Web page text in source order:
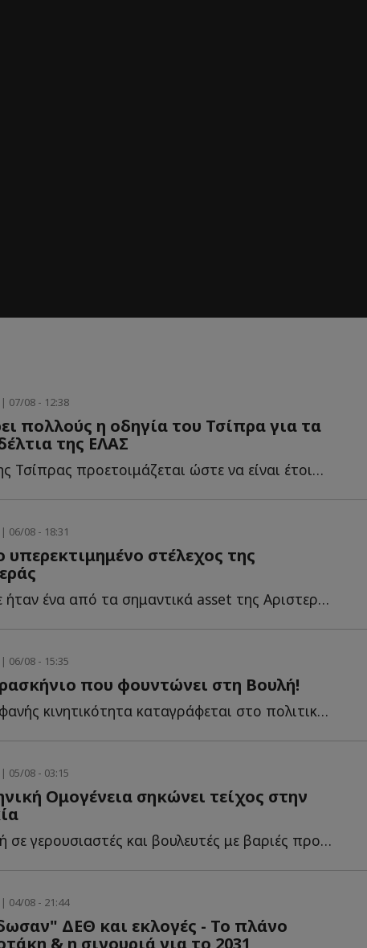
| 07/08 - 12:38
πολλούς η οδηγία του Τσίπρα για τα
της ΕΛΑΣ
Ο Αλέξης Τσίπρας προετοιμάζεται ώστε να είναι έτοιμο ό...
| 06/08 - 18:31
υπερεκτιμημένο στέλεχος της
Κάποτε ήταν ένα από τα σημαντικά asset της Αριστεράς. Τ...
| 06/08 - 15:35
που φουντώνει στη Βουλή!
Πρωτοφανής κινητικότητα καταγράφεται στο πολιτικό σ...
| 05/08 - 03:15
Ομογένεια σηκώνει τείχος στην
πιστολή σε γερουσιαστές και βουλευτές με βαριές προειδοποιήσεις γ...
| 04/08 - 21:44
ΔΕΘ και εκλογές - Το πλάνο
& η σιγουριά για το 2031